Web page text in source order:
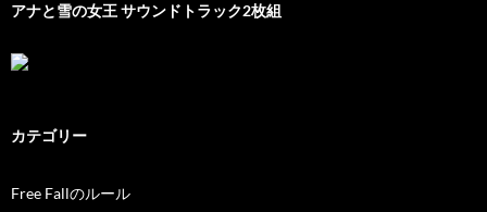
アナと雪の女王 サウンドトラック2枚組
カテゴリー
Free Fallのルール